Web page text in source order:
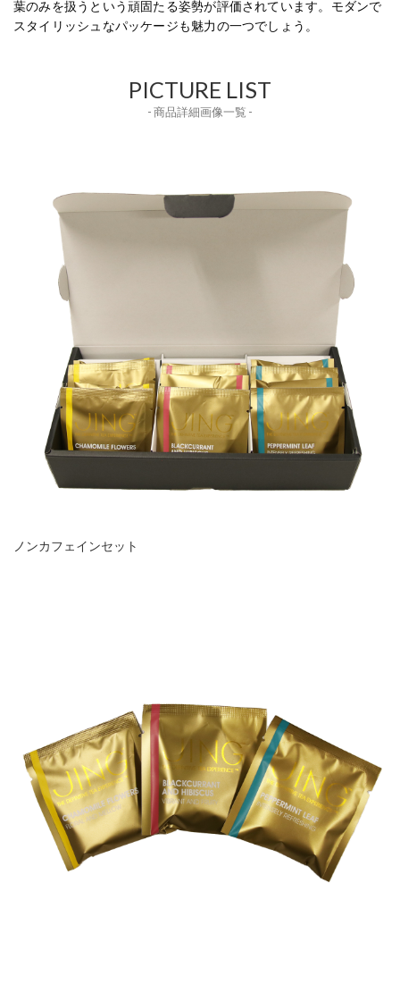
葉のみを扱うという頑固たる姿勢が評価されています。モダンで
スタイリッシュなパッケージも魅力の一つでしょう。
PICTURE LIST
- 商品詳細画像一覧 -
ノンカフェインセット